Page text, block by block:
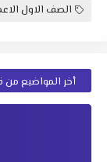
الصف الاول
أخر المواضيع من